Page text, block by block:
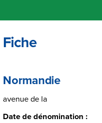
Fiche